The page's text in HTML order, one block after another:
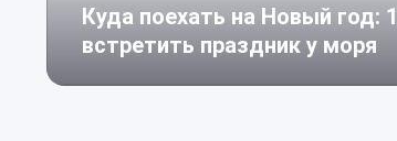
Куда поехать на Новый год:
встретить праздник у моря